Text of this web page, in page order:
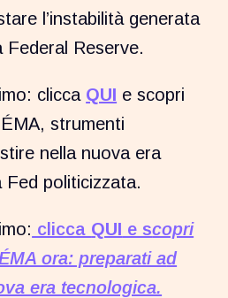
l’instabilità generata
Federal Reserve.
clicca QUI e scopri
strumenti
nella nuova era
Fed politicizzata.
clicca QUI e scopri
ora: preparati ad
era tecnologica.